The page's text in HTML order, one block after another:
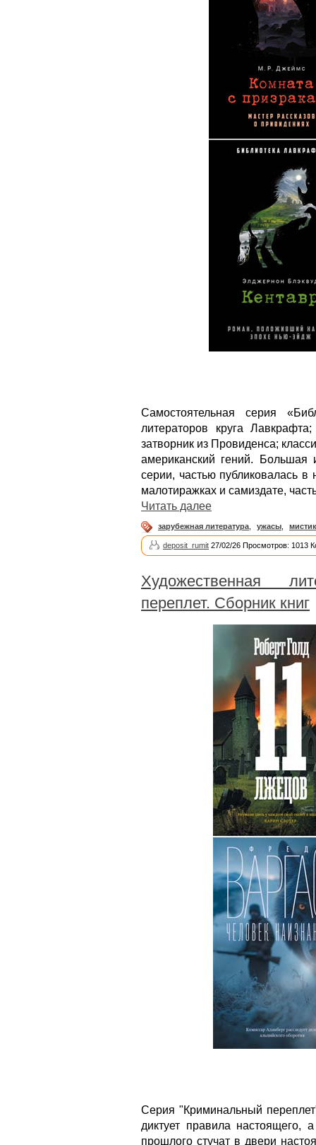
Самостоятельная серия
литераторов круга
затворник из Провиденса;
американский гений. Большая
серии, частью публиковалась
малотиражках и самиздате,
Читать далее
зарубежная литература ужасы
deposit_rumit 27/02/26 Просмотров: 1013
Художественная
переплет. Сборник книг
Серия "Криминальный
диктует правила настоящего,
прошлого стучат в двери